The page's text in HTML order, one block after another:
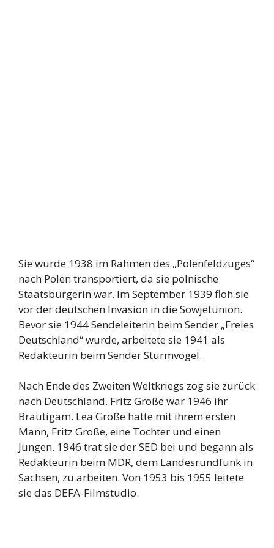
Sie wurde 1938 im Rahmen des „Polenfeldzuges“
nach Polen transportiert, da sie polnische
Staatsbürgerin war. Im September 1939 floh sie
vor der deutschen Invasion in die Sowjetunion.
Bevor sie 1944 Sendeleiterin beim Sender „Freies
Deutschland“ wurde, arbeitete sie 1941 als
Redakteurin beim Sender Sturmvogel.
Nach Ende des Zweiten Weltkriegs zog sie zurück
nach Deutschland. Fritz Große war 1946 ihr
Bräutigam. Lea Große hatte mit ihrem ersten
Mann, Fritz Große, eine Tochter und einen
Jungen. 1946 trat sie der SED bei und begann als
Redakteurin beim MDR, dem Landesrundfunk in
Sachsen, zu arbeiten. Von 1953 bis 1955 leitete
sie das DEFA-Filmstudio.